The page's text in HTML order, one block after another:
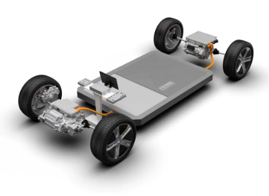
Accoudoir central au style de tapis de
course
L’accoudoir central s’inspire d’un tapis de course. Et
vous pouvez placer votre téléphone sur le pavé de
recharge sans fil pour ainsi être toujours connecté.